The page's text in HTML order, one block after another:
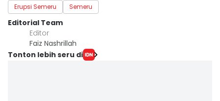
Erupsi Semeru Semeru
Editorial Team
Editor
Faiz Nashrillah
Tonton lebih seru di